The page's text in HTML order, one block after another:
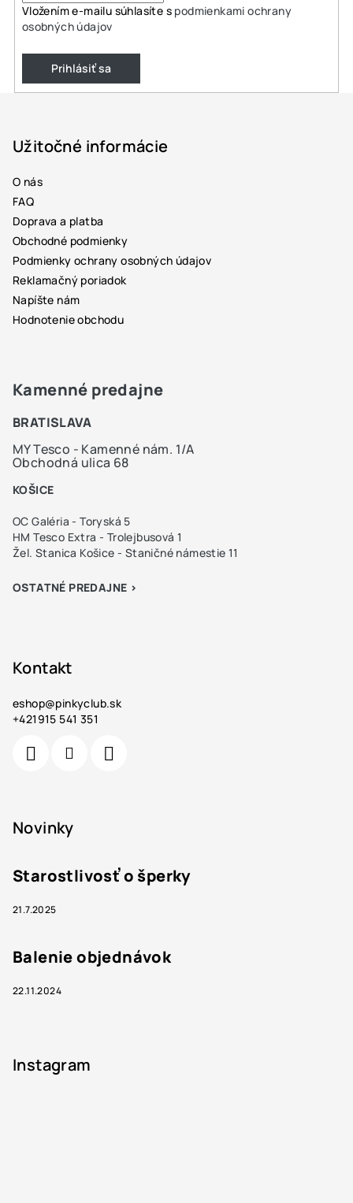
Vložením e-mailu súhlasíte s podmienkami ochrany
osobných údajov
Prihlásiť sa
Užitočné informácie
O nás
FAQ
Doprava a platba
Obchodné podmienky
Podmienky ochrany osobných údajov
Reklamačný poriadok
Napíšte nám
Hodnotenie obchodu
Kamenné predajne
BRATISLAVA
MY Tesco - Kamenné nám. 1/A
Obchodná ulica 68
KOŠICE
OC Galéria - Toryská 5
HM Tesco Extra - Trolejbusová 1
Žel. Stanica Košice - Staničné námestie 11
OSTATNÉ PREDAJNE >
Kontakt
eshop@pinkyclub.sk
+421915 541 351
Novinky
Starostlivosť o šperky
21.7.2025
Balenie objednávok
22.11.2024
Instagram